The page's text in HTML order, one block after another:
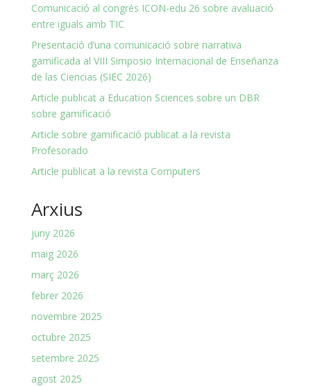
Comunicació al congrés ICON-edu 26 sobre avaluació
entre iguals amb TIC
Presentació d’una comunicació sobre narrativa
gamificada al VIII Simposio Internacional de Enseñanza
de las Ciencias (SIEC 2026)
Article publicat a Education Sciences sobre un DBR
sobre gamificació
Article sobre gamificació publicat a la revista
Profesorado
Article publicat a la revista Computers
Arxius
juny 2026
maig 2026
març 2026
febrer 2026
novembre 2025
octubre 2025
setembre 2025
agost 2025